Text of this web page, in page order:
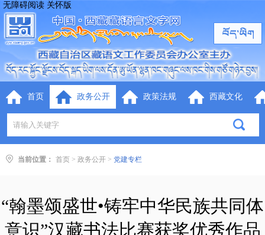
无障碍阅读 关怀版
首页 政务公开 政策法规 西藏文化
当前位置： 首页 > 政务公开 > 党建专栏
“翰墨颂盛世•铸牢中华民族共同体
意识”汉藏书法比赛获奖优秀作品